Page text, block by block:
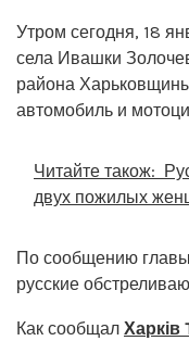
Утром сегодня, 18
села Ивашки
района
автомобиль и
Читайте також:
двух пожилых
По сообщению
русские
Как сообщал Харків